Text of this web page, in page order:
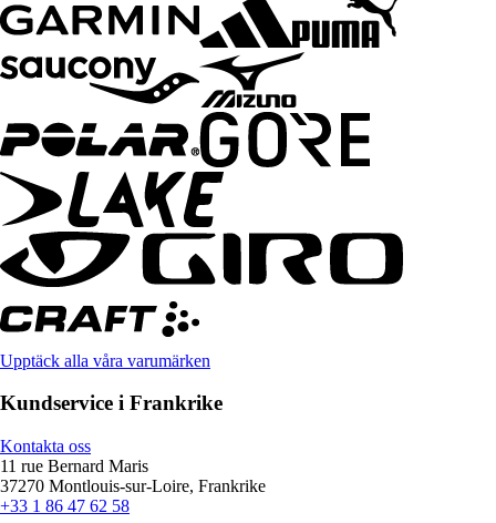
Upptäck alla våra varumärken
Kundservice i Frankrike
Kontakta oss
11 rue Bernard Maris
37270 Montlouis-sur-Loire, Frankrike
+33 1 86 47 62 58